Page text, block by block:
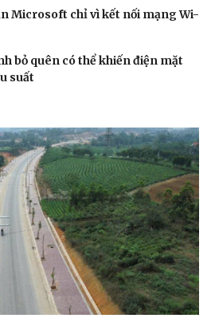
Microsoft chỉ vì kết nối mạng Wi-
bỏ quên có thể khiến điện mặt
suất